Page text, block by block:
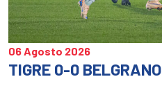
06 Agosto 2026
TIGRE 0-0 BELGRANO